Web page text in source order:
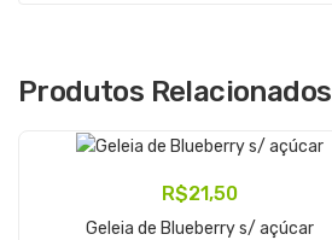
Produtos Relacionados
R$21,50
Geleia de Blueberry s/ açúcar
Adicionar Ao Carrinho